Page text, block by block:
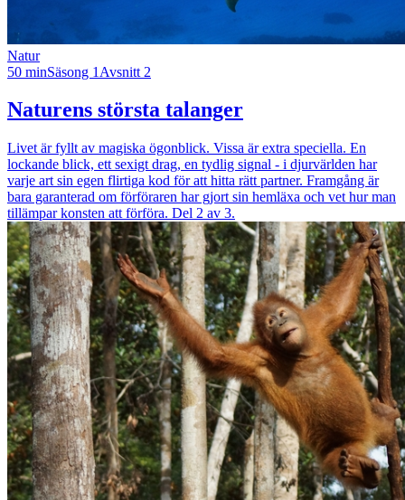
Natur
50 minSäsong 1 Avsnitt 2
Naturens största talanger
Livet är fyllt av magiska ögonblick. Vissa är extra speciella. En
lockande blick, ett sexigt drag, en tydlig signal - i djurvärlden har
varje art sin egen flirtiga kod för att hitta rätt partner. Framgång är
bara garanterad om förföraren har gjort sin hemläxa och vet hur man
tillämpar konsten att förföra. Del 2 av 3.